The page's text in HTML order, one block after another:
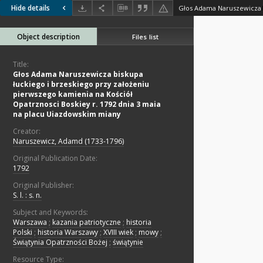
Hide details
Object description Files list
Title:
Głos Adama Naruszewicza biskupa
łuckiego i brzeskiego przy założeniu
pierwszego kamienia na Kościół
Opatrznosci Boskiey r. 1792 dnia 3 maia
na placu Uiazdowskim miany
Creator:
Naruszewicz, Adamd (1733-1796)
Original Publication Date:
1792
Original Publisher:
S. l. : s. n.
Subject and Keywords:
Warszawa ; kazania patriotyczne ; historia
Polski ; historia Warszawy ; XVIII wiek ; mowy ;
Świątynia Opatrzności Bożej ; świątynie
Resource Type: